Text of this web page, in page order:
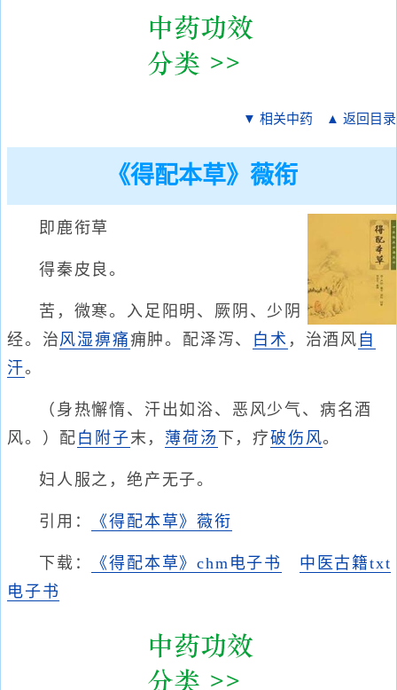
▼ 相关中药 ▲ 返回目录
《得配本草》薇衔
即鹿衔草
得秦皮良。
苦，微寒。入足阳明、厥阴、少阴
经。治风湿痹痛痈肿。配泽泻、 白术 ，治酒风 自
汗。
（身热懈惰、汗出如浴、恶风少气、病名酒
风。）配 白附子末， 薄荷汤 下，疗破伤风。
妇人服之，绝产无子。
引用： 《得配本草》薇衔
下载： 《得配本草》chm电子书
中医古籍txt
电子书